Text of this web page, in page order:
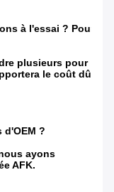
à l'essai ? Pour
plusieurs pour
le coût dû
d'OEM ?
ayons
AFK.